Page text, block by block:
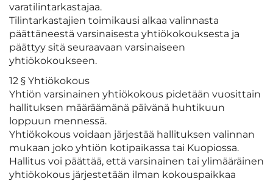
varatilintarkastajaa.
Tilintarkastajien toimikausi alkaa valinnasta
päättäneestä varsinaisesta yhtiökokouksesta ja
päättyy sitä seuraavaan varsinaiseen
yhtiökokoukseen.
12 § Yhtiökokous
Yhtiön varsinainen yhtiökokous pidetään vuosittain
hallituksen määräämänä päivänä huhtikuun
loppuun mennessä.
Yhtiökokous voidaan järjestää hallituksen valinnan
mukaan joko yhtiön kotipaikassa tai Kuopiossa.
Hallitus voi päättää, että varsinainen tai ylimääräinen
yhtiökokous järjestetään ilman kokouspaikkaa